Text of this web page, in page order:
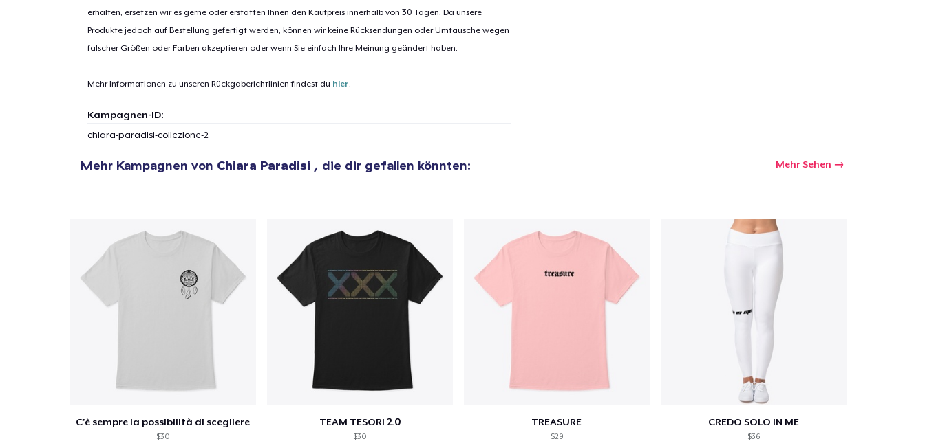
erhalten, ersetzen wir es gerne oder erstatten Ihnen den Kaufpreis innerhalb von 30 Tagen. Da unsere
Produkte jedoch auf Bestellung gefertigt werden, können wir keine Rücksendungen oder Umtausche wegen
falscher Größen oder Farben akzeptieren oder wenn Sie einfach Ihre Meinung geändert haben.
Mehr Informationen zu unseren Rückgaberichtlinien findest du hier.
Kampagnen-ID:
chiara-paradisi-collezione-2
Mehr Kampagnen von Chiara Paradisi , die dir gefallen könnten: Mehr Sehen
C'è sempre la possibilità di scegliere
$30
TEAM TESORI 2.0
$30
TREASURE
$29
CREDO SOLO IN ME
$36
Artikel wurde zum
Einkaufswagen
Zur Kasse gehen Weiter Einkaufen